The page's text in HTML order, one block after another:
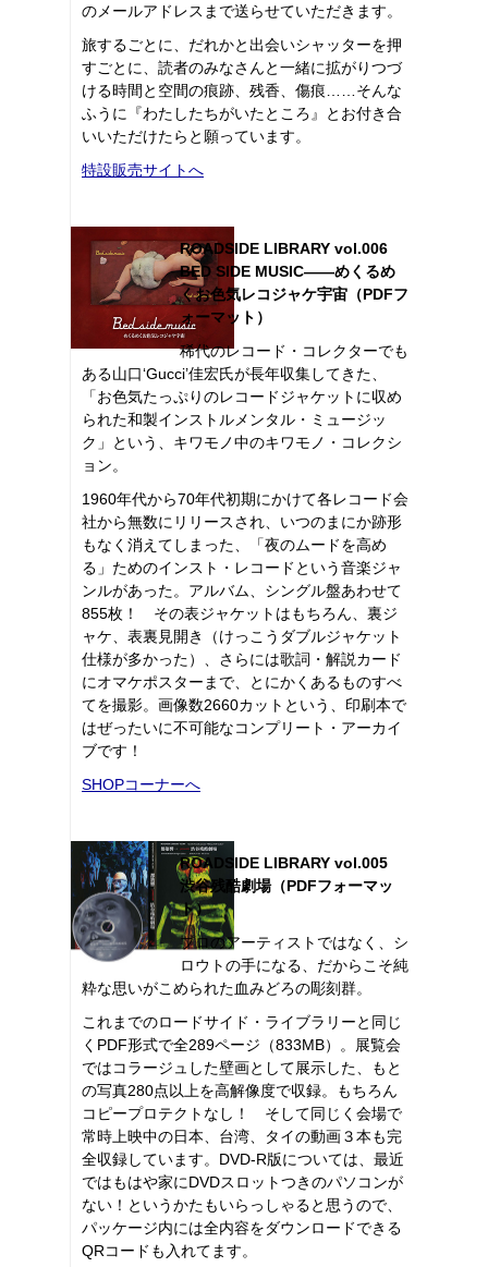
のメールアドレスまで送らせていただきます。
旅するごとに、だれかと出会いシャッターを押
すごとに、読者のみなさんと一緒に拡がりつづ
ける時間と空間の痕跡、残香、傷痕……そんな
ふうに『わたしたちがいたところ』とお付き合
いいただけたらと願っています。
特設販売サイトへ
ROADSIDE LIBRARY vol.006
BED SIDE MUSIC――めくるめ
くお色気レコジャケ宇宙（PDFフ
ォーマット）
稀代のレコード・コレクターでも
ある山口‘Gucci’佳宏氏が長年収集してきた、
「お色気たっぷりのレコードジャケットに収め
られた和製インストルメンタル・ミュージッ
ク」という、キワモノ中のキワモノ・コレクシ
ョン。
1960年代から70年代初期にかけて各レコード会
社から無数にリリースされ、いつのまにか跡形
もなく消えてしまった、「夜のムードを高め
る」ためのインスト・レコードという音楽ジャ
ンルがあった。アルバム、シングル盤あわせて
855枚！ その表ジャケットはもちろん、裏ジ
ャケ、表裏見開き（けっこうダブルジャケット
仕様が多かった）、さらには歌詞・解説カード
にオマケポスターまで、とにかくあるものすべ
てを撮影。画像数2660カットという、印刷本で
はぜったいに不可能なコンプリート・アーカイ
ブです！
SHOPコーナーへ
ROADSIDE LIBRARY vol.005
渋谷残酷劇場（PDFフォーマッ
ト）
プロのアーティストではなく、シ
ロウトの手になる、だからこそ純
粋な思いがこめられた血みどろの彫刻群。
これまでのロードサイド・ライブラリーと同じ
くPDF形式で全289ページ（833MB）。展覧会
ではコラージュした壁画として展示した、もと
の写真280点以上を高解像度で収録。もちろん
コピープロテクトなし！ そして同じく会場で
常時上映中の日本、台湾、タイの動画３本も完
全収録しています。DVD-R版については、最近
ではもはや家にDVDスロットつきのパソコンが
ない！というかたもいらっしゃると思うので、
パッケージ内には全内容をダウンロードできる
QRコードも入れてます。